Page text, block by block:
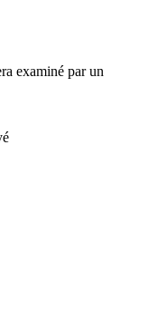
examiné par un